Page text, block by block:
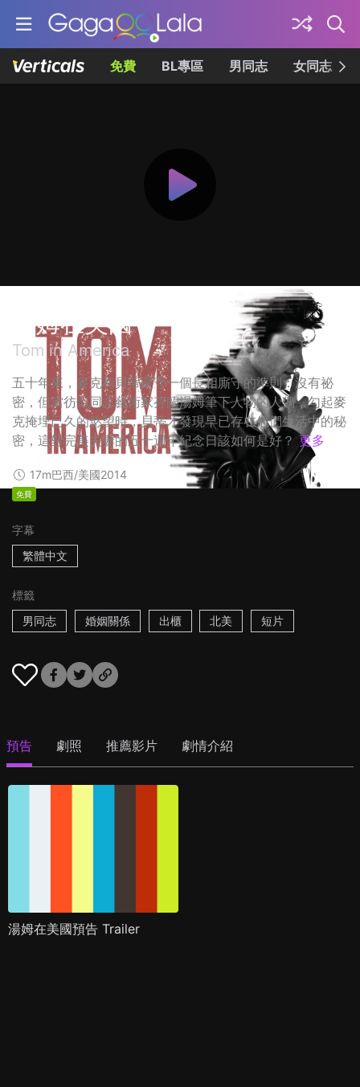
免費 BL專區 男同志 女同志
湯姆在美國
Tom in America
五十年來，麥克和貝蒂嚴守一個長相廝守的準則：沒有祕
密，但當彷似同志藝術家芬蘭湯姆筆下人物的人偶，勾起麥
克掩埋已久的慾望時，貝蒂才發現早已存在他們生活中的秘
密，這對完美夫妻的五十週年紀念日該如何是好？ 更多
17m巴西/美國2014
免費
字幕
繁體中文
標籤
男同志
婚姻關係 出櫃 北美 短片
預告 劇照 推薦影片 劇情介紹
湯姆在美國預告 Trailer